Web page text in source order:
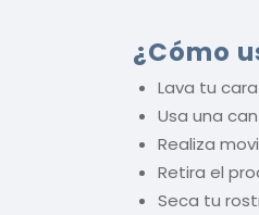
¿Cómo
Lava tu
Usa una
Realiza
Retira el
Seca tu